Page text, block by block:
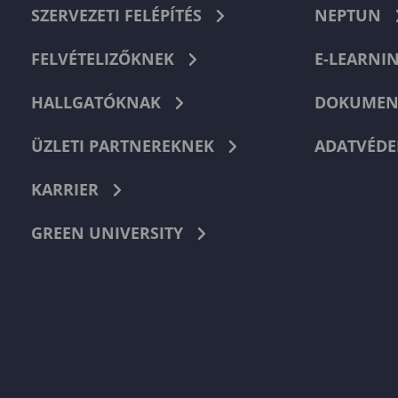
SZERVEZETI FELÉPÍTÉS
FELVÉTELIZŐKNEK
HALLGATÓKNAK
ÜZLETI PARTNEREKNEK
KARRIER
GREEN UNIVERSITY
NEPTUN
E-